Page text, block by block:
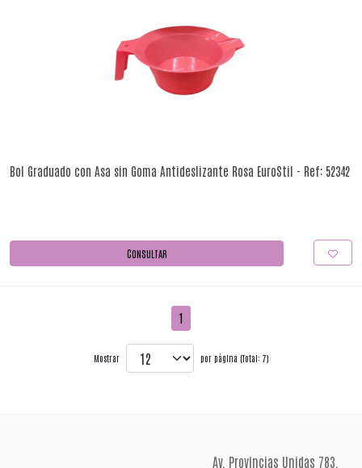
Bol Graduado con Asa sin Goma Antideslizante Rosa EuroStil - Ref: 52342
CONSULTAR
1
Mostrar por página (Total: 7)
Av. Provincias Unidas 783,